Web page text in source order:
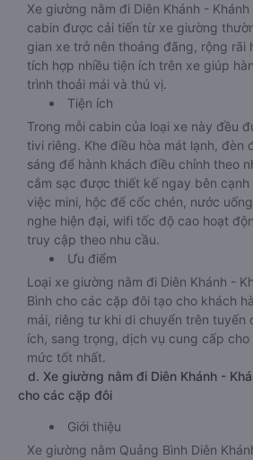
Xe giường nằm đi Diên Khánh -
cabin được cải tiến từ xe giường
gian xe trở nên thoáng đãng, rộng rãi
tích hợp nhiều tiện ích trên xe giúp
trình thoải mái và thú vị.
Tiện ích
Trong mỗi cabin của loại xe này đều
tivi riêng. Khe điều hòa mát lạnh, đèn
sáng để hành khách điều chỉnh theo
cắm sạc được thiết kế ngay bên cạnh
việc mini, hộc để cốc chén, nước
nghe hiện đại, wifi tốc độ cao hoạt
truy cập theo nhu cầu.
Ưu điểm
Loại xe giường nằm đi Diên Khánh -
Bình cho các cặp đôi tạo cho khách
mái, riêng tư khi di chuyển trên tuyến
ích, sang trọng, dịch vụ cung cấp cho
mức tốt nhất.
d. Xe giường nằm đi Diên Khánh -
cho các cặp đôi
Giới thiệu
Xe giường nằm Quảng Bình Diên